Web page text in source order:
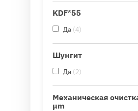
KDF®55
Да 4
Шунгит
Да 2
Механическая
μm